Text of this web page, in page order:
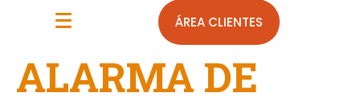
ÁREA CLIENTES
ALARMA DE